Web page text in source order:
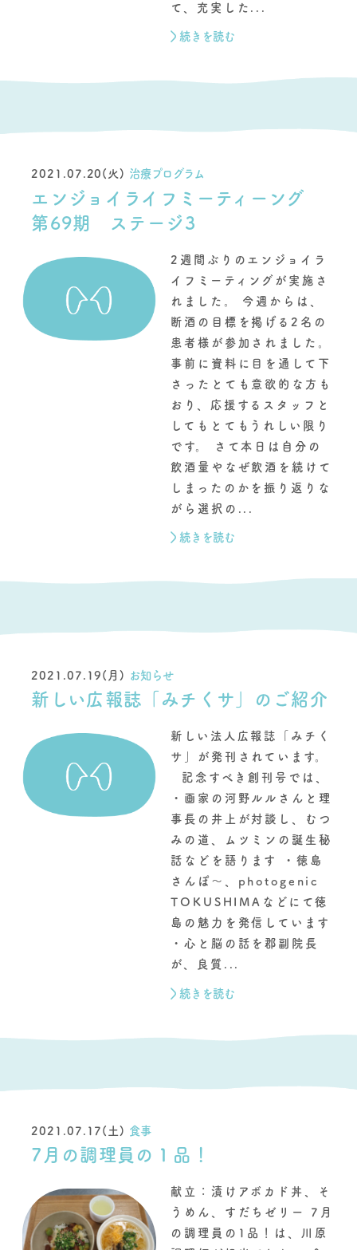
て、充実した...
続きを読む
2021.07.20(火) 治療プログラム
エンジョイライフミーティーング
第69期 ステージ3
2週間ぶりのエンジョイラ
イフミーティングが実施さ
れました。 今週からは、
断酒の目標を掲げる2名の
患者様が参加されました。
事前に資料に目を通して下
さったとても意欲的な方も
おり、応援するスタッフと
してもとてもうれしい限り
です。 さて本日は自分の
飲酒量やなぜ飲酒を続けて
しまったのかを振り返りな
がら選択の...
続きを読む
2021.07.19(月) お知らせ
新しい広報誌「みチくサ」のご紹介
新しい法人広報誌「みチく
サ」が発刊されています。
記念すべき創刊号では、
・画家の河野ルルさんと理
事長の井上が対談し、むつ
みの道、ムツミンの誕生秘
話などを語ります ・徳島
さんぽ〜、photogenic
TOKUSHIMAなどにて徳
島の魅力を発信しています
・心と脳の話を郡副院長
が、良質...
続きを読む
2021.07.17(土) 食事
7月の調理員の１品！
献立：漬けアボカド丼、そ
うめん、すだちゼリー 7月
の調理員の1品！は、川原